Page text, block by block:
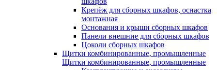
Крепёж для сборных шкафов, оснастка
монтажная
Основания и крыши сборных шкафов
Панели внешние для сборных шкафов
Цоколи сборных шкафов
Щитки комбинированные, промышленные
Щитки комбинированные, промышленные